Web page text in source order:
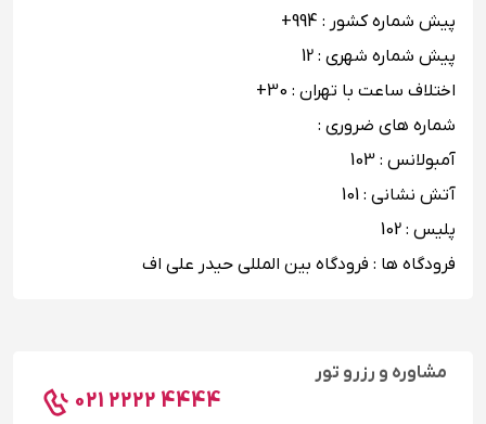
پیش شماره کشور : 994+
پیش شماره شهری : 12
اختلاف ساعت با تهران : 30+
شماره های ضروری :
آمبولانس : 103
آتش نشانی : 101
پلیس : 102
فرودگاه ها :‌ فرودگاه بین ‌المللی حیدر علی ‌اف
مشاوره و رزرو تور
021 2222 4444